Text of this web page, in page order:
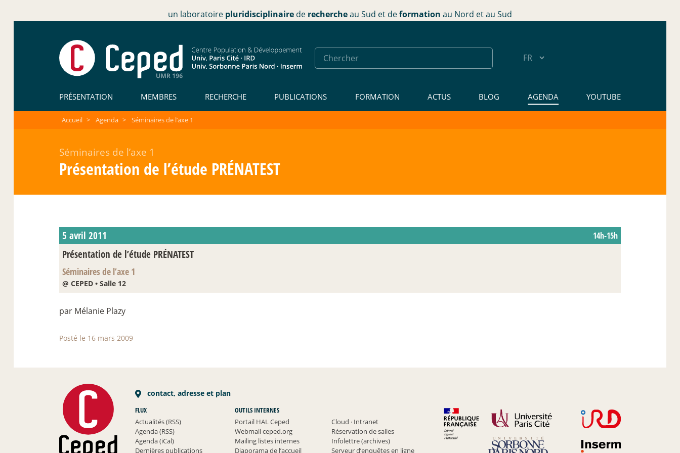
un laboratoire pluridisciplinaire de rechercheau Sud et deformation au Nord et au Sud
PRÉSENTATION MEMBRES RECHERCHE PUBLICATIONS FORMATION ACTUS BLOG AGENDA YOUTUBE
Accueil > Agenda > Séminaires de l’axe 1
Séminaires de l’axe 1
Présentation de l’étude PRÉNATEST
5 avril 2011 14h-15h
Présentation de l’étude PRÉNATEST
Séminaires de l’axe 1
@ CEPED • Salle 12
par Mélanie Plazy
Posté le 16 mars 2009
contact, adresse et plan
FLUX
Actualités (RSS)
Agenda (RSS)
Agenda (iCal)
Dernières publications
OUTILS INTERNES
Portail HAL Ceped
Cloud · Intranet
Webmail ceped.org
Réservation de salles
Mailing listes internes
Infolettre (archives)
Diaporama de l’accueil
Serveur d’enquêtes en ligne